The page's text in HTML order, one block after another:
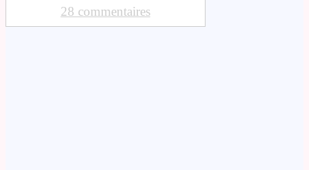
28 commentaires